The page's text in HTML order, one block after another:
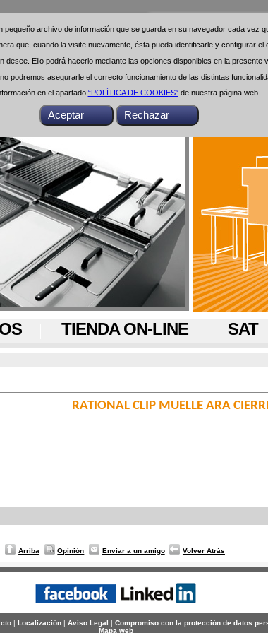
pequeño archivo de información que se guarda en su navegador cada vez
que, cuando la visite nuevamente, ésta pueda identificarle y configurar
Ello podrá hacerlo mediante las opciones disponibles en la
podremos asegurarle el correcto funcionamiento de las distintas
en el apartado “POLÍTICA DE COOKIES”de nuestra página web.
pequeño archivo de información que se guarda en su navegador cada vez
que, cuando la visite nuevamente, ésta pueda identificarle y configurar
Ello podrá hacerlo mediante las opciones disponibles en la
podremos asegurarle el correcto funcionamiento de las distintas
en el apartado “POLÍTICA DE COOKIES”de nuestra página web.
Buscar
TIENDA ON-LINE SAT
RATIONAL CLIP MUELLE ARA
Arriba Opinión Enviar a un amigo Volver Atrás
| Localización| Aviso Legal | Compromiso con la protección de datos
Mapa web